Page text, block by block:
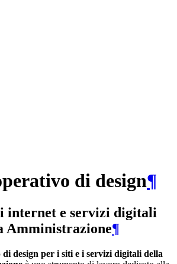
di design¶
internet e servizi digitali
Amministrazione¶
design per i siti e i servizi digitali della